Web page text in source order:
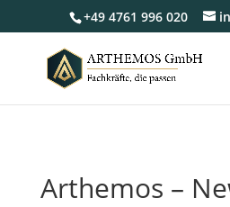
+49 4761 996 020
Arthemos –